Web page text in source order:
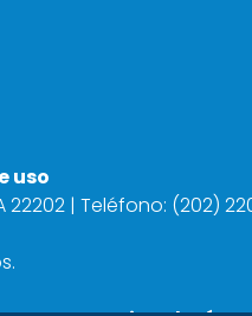
uso
22202 | Teléfono: (202)